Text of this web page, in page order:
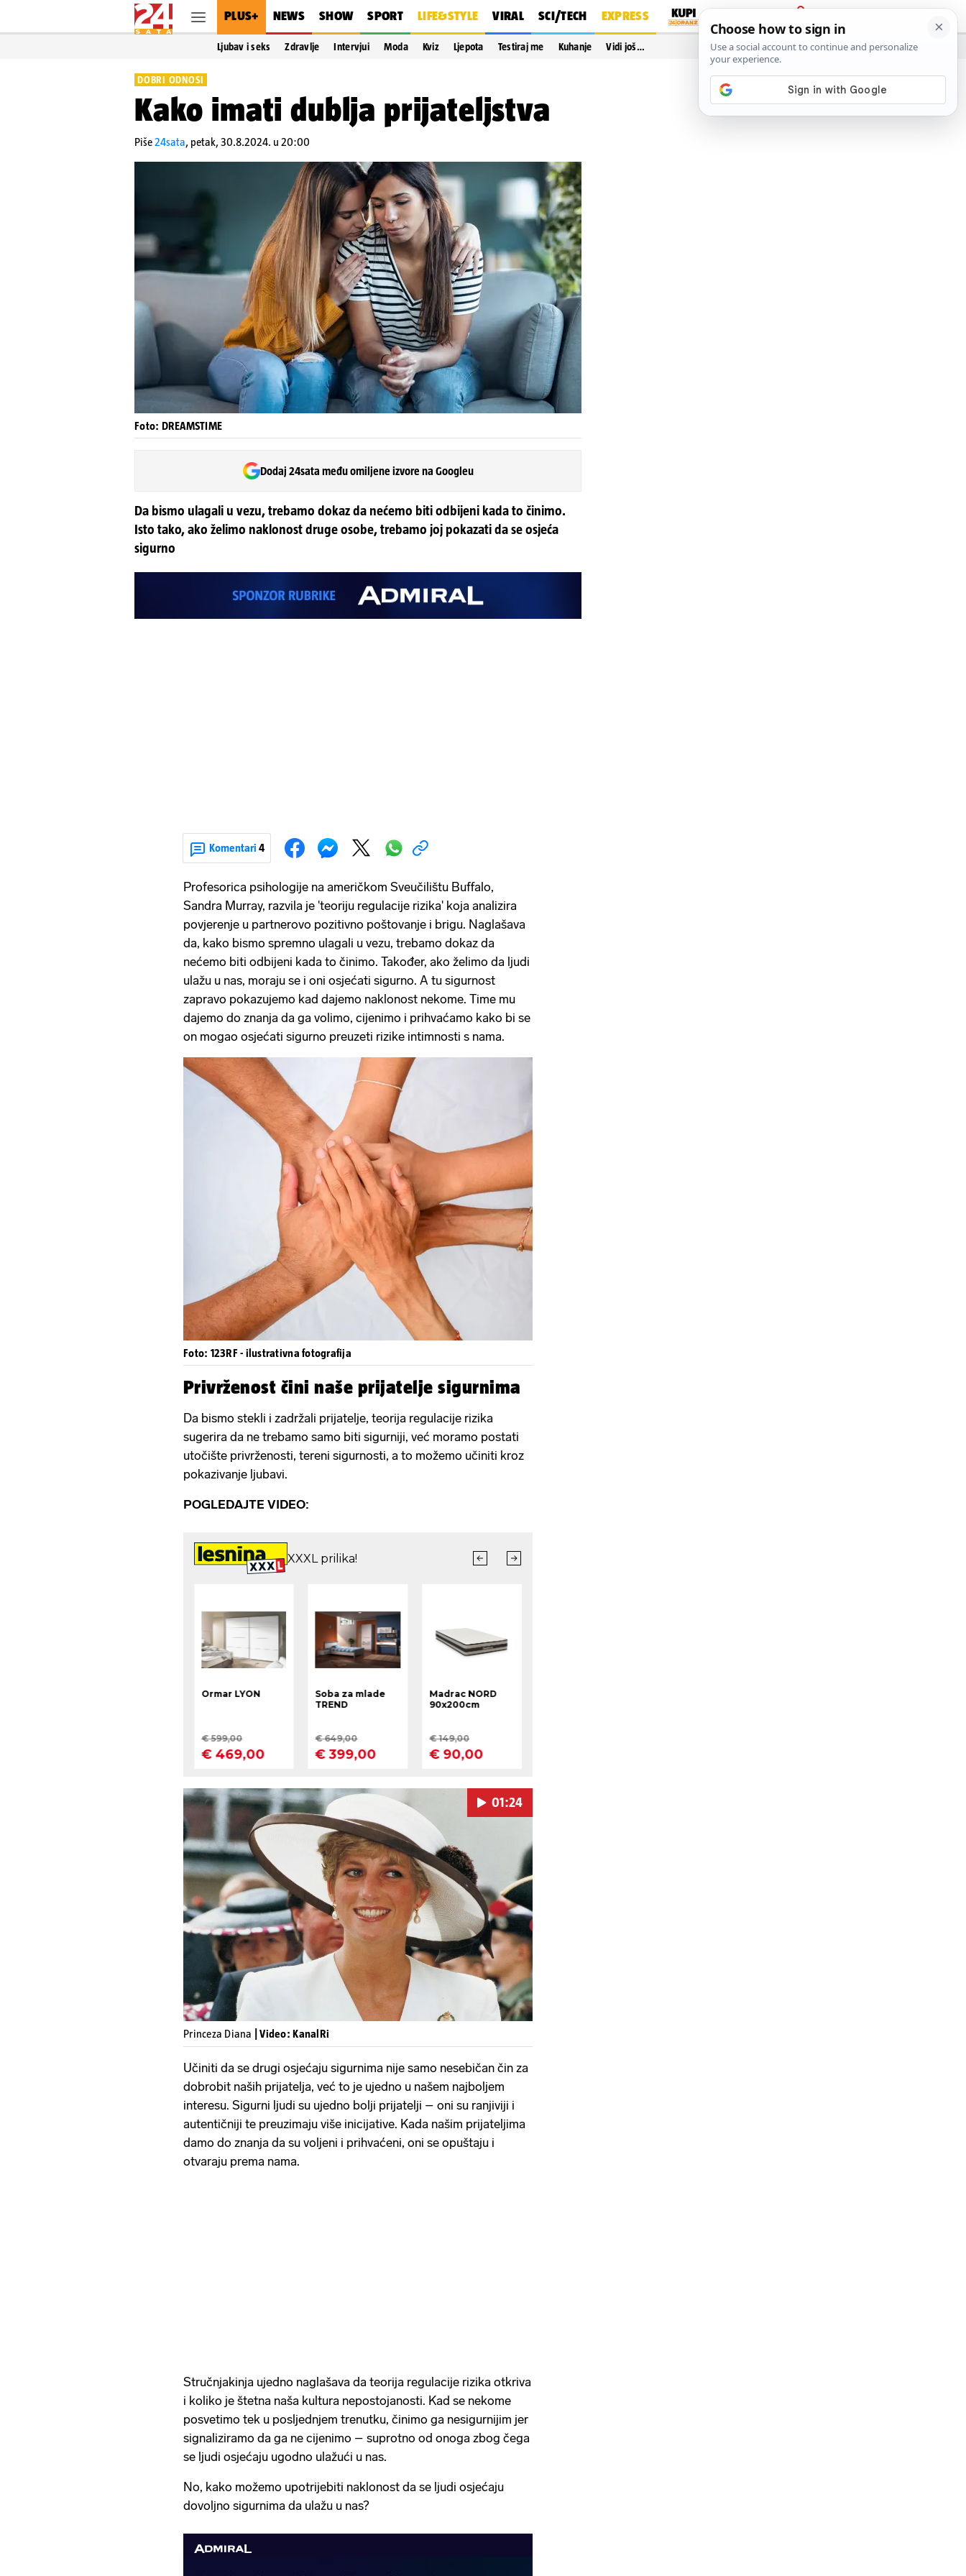
PLUS+ NEWS SHOW SPORT LIFE&STYLE VIRAL SCI/TECH EXPRESS
PRIJAVA
Ljubav i seks Zdravlje Intervjui Moda Kviz Ljepota Testiraj me Kuhanje Vidi još…
DOBRI ODNOSI
Kako imati dublja prijateljstva
Piše24sata, petak, 30.8.2024. u 20:00
Foto: DREAMSTIME
Dodaj 24sata među omiljene izvore na Googleu
Da bismo ulagali u vezu, trebamo dokaz da nećemo biti odbijeni kada to činimo.
Isto tako, ako želimo naklonost druge osobe, trebamo joj pokazati da se osjeća
sigurno
Komentari 4
Profesorica psihologije na američkom Sveučilištu Buffalo,
Sandra Murray, razvila je 'teoriju regulacije rizika' koja analizira
povjerenje u partnerovo pozitivno poštovanje i brigu. Naglašava
da, kako bismo spremno ulagali u vezu, trebamo dokaz da
nećemo biti odbijeni kada to činimo. Također, ako želimo da ljudi
ulažu u nas, moraju se i oni osjećati sigurno. A tu sigurnost
zapravo pokazujemo kad dajemo naklonost nekome. Time mu
dajemo do znanja da ga volimo, cijenimo i prihvaćamo kako bi se
on mogao osjećati sigurno preuzeti rizike intimnosti s nama.
Foto: 123RF - ilustrativna fotografija
Privrženost čini naše prijatelje sigurnima
Da bismo stekli i zadržali prijatelje, teorija regulacije rizika
sugerira da ne trebamo samo biti sigurniji, već moramo postati
utočište privrženosti, tereni sigurnosti, a to možemo učiniti kroz
pokazivanje ljubavi.
POGLEDAJTE VIDEO:
Pokretanje videa...
01:24
Princeza Diana | Video: KanalRi
Učiniti da se drugi osjećaju sigurnima nije samo nesebičan čin za
dobrobit naših prijatelja, već to je ujedno u našem najboljem
interesu. Sigurni ljudi su ujedno bolji prijatelji – oni su ranjiviji i
autentičniji te preuzimaju više inicijative. Kada našim prijateljima
damo do znanja da su voljeni i prihvaćeni, oni se opuštaju i
otvaraju prema nama.
Stručnjakinja ujedno naglašava da teorija regulacije rizika otkriva
i koliko je štetna naša kultura nepostojanosti. Kad se nekome
posvetimo tek u posljednjem trenutku, činimo ga nesigurnijim jer
signaliziramo da ga ne cijenimo – suprotno od onoga zbog čega
se ljudi osjećaju ugodno ulažući u nas.
No, kako možemo upotrijebiti naklonost da se ljudi osjećaju
dovoljno sigurnima da ulažu u nas?